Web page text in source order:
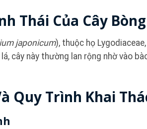
Thái Của Cây
japonicum), thuộc họ
cây này thường lan rộng nhờ vào
Quy Trình Khai